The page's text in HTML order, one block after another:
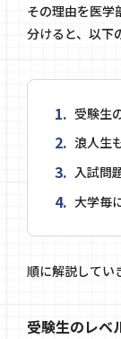
その理由を医学
分けると、以下
受験生
浪人生
入試問
大学毎
順に解説してい
受験生のレベ